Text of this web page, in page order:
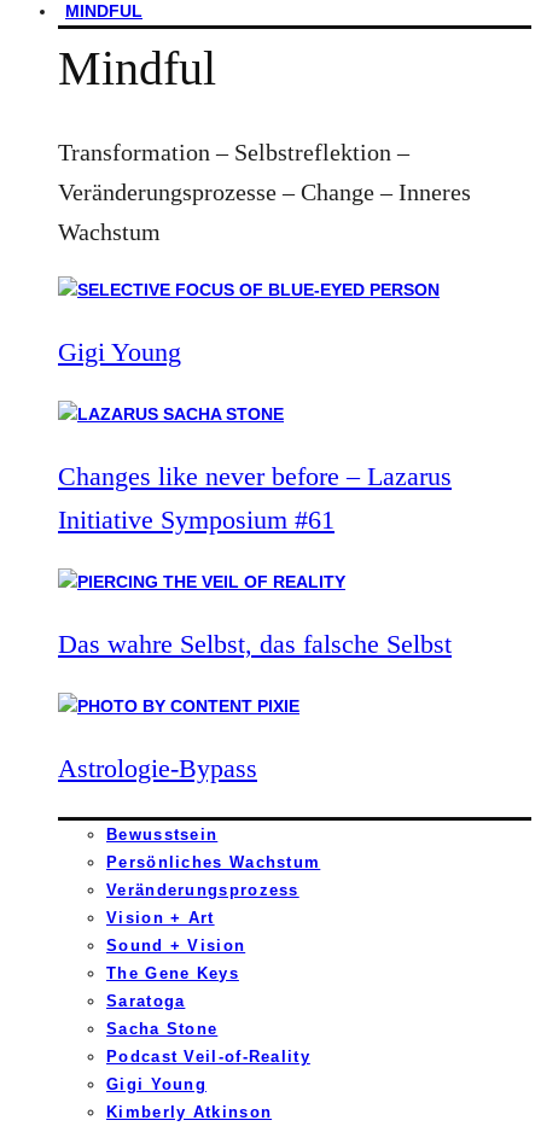
MINDFUL
Mindful
Transformation – Selbstreflektion –
Veränderungsprozesse – Change – Inneres
Wachstum
Gigi Young
Changes like never before – Lazarus
Initiative Symposium #61
Das wahre Selbst, das falsche Selbst
Astrologie-Bypass
Bewusstsein
Persönliches Wachstum
Veränderungsprozess
Vision + Art
Sound + Vision
The Gene Keys
Saratoga
Sacha Stone
Podcast Veil-of-Reality
Gigi Young
Kimberly Atkinson